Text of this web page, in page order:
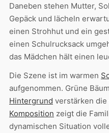
Daneben stehen Mutter,
Gepäck und lächeln
einen Strohhut und ein
einen Schulrucksack
das Mädchen hält einen
Die Szene ist im warmen
aufgenommen. Grüne
Hintergrund verstärken
Komposition zeigt die
dynamischen Situation